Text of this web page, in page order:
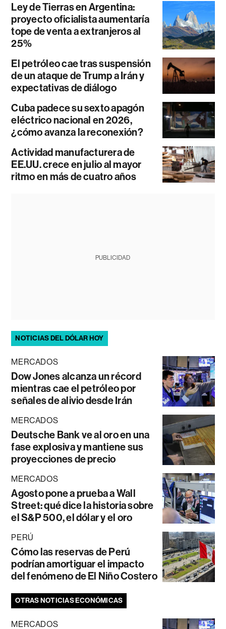
Ley de Tierras en Argentina:
proyecto oficialista aumentaría
tope de venta a extranjeros al
25%
El petróleo cae tras suspensión
de un ataque de Trump a Irán y
expectativas de diálogo
Cuba padece su sexto apagón
eléctrico nacional en 2026,
¿cómo avanza la reconexión?
Actividad manufacturera de
EE.UU. crece en julio al mayor
ritmo en más de cuatro años
PUBLICIDAD
NOTICIAS DEL DÓLAR HOY
MERCADOS
Dow Jones alcanza un récord
mientras cae el petróleo por
señales de alivio desde Irán
MERCADOS
Deutsche Bank ve al oro en una
fase explosiva y mantiene sus
proyecciones de precio
MERCADOS
Agosto pone a prueba a Wall
Street: qué dice la historia sobre
el S&P 500, el dólar y el oro
PERÚ
Cómo las reservas de Perú
podrían amortiguar el impacto
del fenómeno de El Niño Costero
OTRAS NOTICIAS ECONÓMICAS
MERCADOS